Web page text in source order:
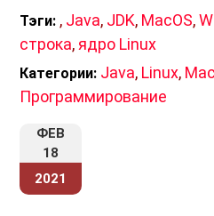
Тэги: , Java, JDK, MacOS,
строка, ядро Linux
Категории: Java, Linux,
Программирование
ФЕВ
18
2021